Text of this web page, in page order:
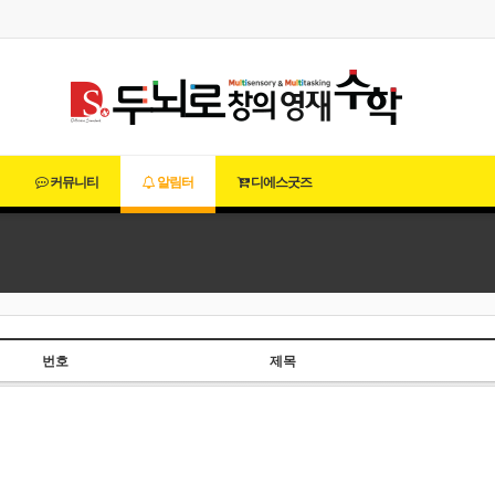
커뮤니티 알림터 디에스굿즈
번호 제목